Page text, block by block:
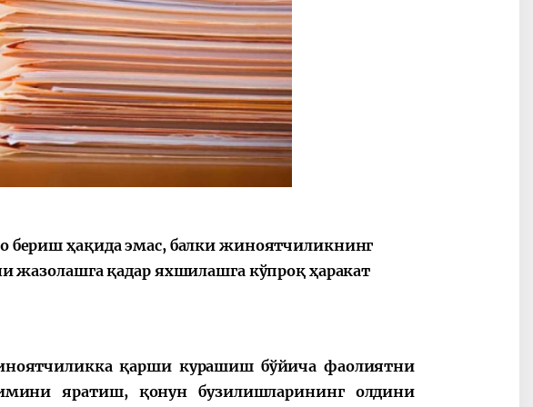
“Ўзбекистон – 2030”
Президент Шавкат
Мирзиёев
йиғилишлари
ҳақида эмас, балки жиноятчиликнинг
жазолашга қадар яхшилашга кўпроқ ҳаракат
қарши курашиш бўйича фаолиятни
яратиш, қонун бузилишларининг олдини